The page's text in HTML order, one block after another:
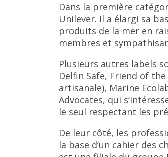
Dans la première
Unilever. Il a élargi sa
produits de la mer en
membres et
Plusieurs autres labels
Delfin Safe, Friend of
artisanale), Marine
Advocates, qui
le seul respectant les
De leur côté, les
la base d’un cahier des